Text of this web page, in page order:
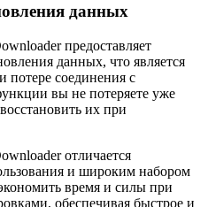
данных
предоставляет
данных, что является
потере соединения с
вы не потеряете уже
их при
отличается
и широким набором
время и силы при
обеспечивая быстрое и